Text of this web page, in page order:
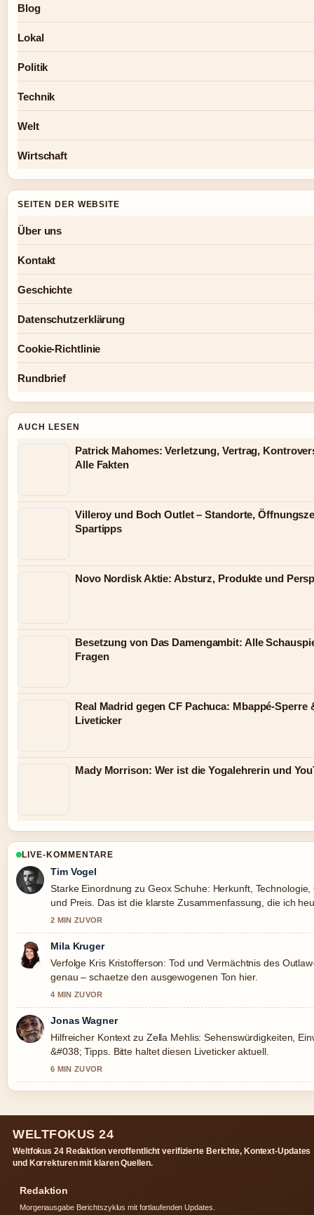
Blog
Lokal
Politik
Technik
Welt
Wirtschaft
SEITEN DER WEBSITE
Über uns
Kontakt
Geschichte
Datenschutzerklärung
Cookie-Richtlinie
Rundbrief
AUCH LESEN
Patrick Mahomes: Verletzung, Vertrag,
Alle Fakten
Villeroy und Boch Outlet – Standorte,
Spartipps
Novo Nordisk Aktie: Absturz, Produkte und
Besetzung von Das Damengambit: Alle
Fragen
Real Madrid gegen CF Pachuca: Mbappé-Sperre
Liveticker
Mady Morrison: Wer ist die Yogalehrerin und
LIVE-KOMMENTARE
Tim Vogel
Starke Einordnung zu Geox Schuhe: Herkunft, Technologie,
und Preis. Das ist die klarste Zusammenfassung, die ich
gesehen habe.
2 MIN ZUVOR
Mila Kruger
Verfolge Kris Kristofferson: Tod und Vermächtnis des
genau – schaetze den ausgewogenen Ton hier.
4 MIN ZUVOR
Jonas Wagner
Hilfreicher Kontext zu Zella Mehlis: Sehenswürdigkeiten,
&#038; Tipps. Bitte haltet diesen Liveticker aktuell.
6 MIN ZUVOR
WELTFOKUS 24
Weltfokus 24 Redaktion veroffentlicht verifizierte Berichte, Kontext-Updates
und Korrekturen mit klaren Quellen.
Redaktion
Morgenausgabe Berichtszyklus mit fortlaufenden Updates.